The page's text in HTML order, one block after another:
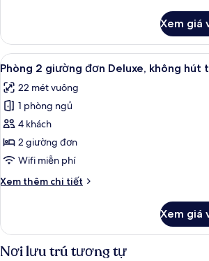
Phòng,
không
hút
Xem giá
Xem
tất
cả
ảnh
Phòng
2
giường
Deluxe,
thuốc
(27th
Phòng 2
12
Phòng 2 giường đơn Deluxe, không
22 mét vuông
1 phòng ngủ
4 khách
2 giường đơn
Wifi miễn phí
Xem thêm chi tiết
Chi
Phòng
2
giường
Xem giá
Nơi lưu trú tương tự